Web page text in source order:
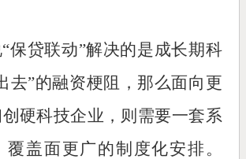
保贷联动”解决的是成长期科
去”的融资梗阻，那么面向更
硬科技企业，则需要一套系
盖面更广的制度化安排。